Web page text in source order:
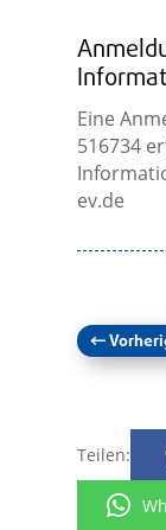
Eine
516734
ev.de
←
Teilen: